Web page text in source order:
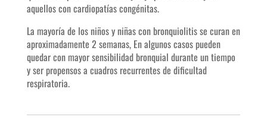
aquellos con cardiopatías congénitas.
La mayoría de los niños y niñas con bronquiolitis se curan en
aproximadamente 2 semanas, En algunos casos pueden
quedar con mayor sensibilidad bronquial durante un tiempo
y ser propensos a cuadros recurrentes de dificultad
respiratoria.